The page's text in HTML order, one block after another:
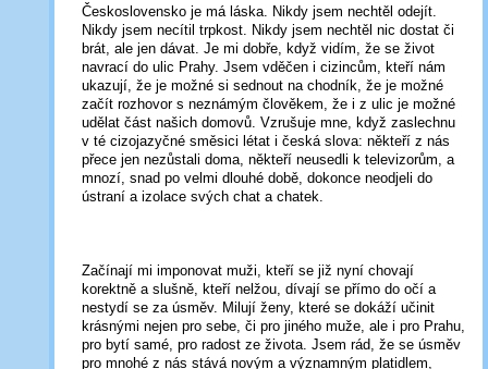
Československo je má láska. Nikdy jsem nechtěl odejít.
Nikdy jsem necítil trpkost. Nikdy jsem nechtěl nic dostat či
brát, ale jen dávat. Je mi dobře, když vidím, že se život
navrací do ulic Prahy. Jsem vděčen i cizincům, kteří nám
ukazují, že je možné si sednout na chodník, že je možné
začít rozhovor s neznámým člověkem, že i z ulic je možné
udělat část našich domovů. Vzrušuje mne, když zaslechnu
v té cizojazyčné směsici létat i česká slova: někteří z nás
přece jen nezůstali doma, někteří neusedli k televizorům, a
mnozí, snad po velmi dlouhé době, dokonce neodjeli do
ústraní a izolace svých chat a chatek.
Začínají mi imponovat muži, kteří se již nyní chovají
korektně a slušně, kteří nelžou, dívají se přímo do očí a
nestydí se za úsměv. Milují ženy, které se dokáží učinit
krásnými nejen pro sebe, či pro jiného muže, ale i pro Prahu,
pro bytí samé, pro radost ze života. Jsem rád, že se úsměv
pro mnohé z nás stává novým a významným platidlem,